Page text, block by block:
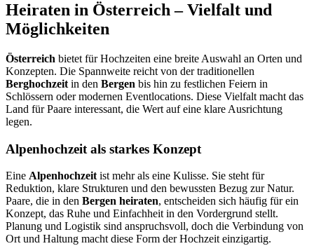
Heiraten in Österreich – Vielfalt und
Möglichkeiten
Österreich bietet für Hochzeiten eine breite Auswahl an Orten und
Konzepten. Die Spannweite reicht von der traditionellen
Berghochzeit in den Bergen bis hin zu festlichen Feiern in
Schlössern oder modernen Eventlocations. Diese Vielfalt macht das
Land für Paare interessant, die Wert auf eine klare Ausrichtung
legen.
Alpenhochzeit als starkes Konzept
Eine Alpenhochzeit ist mehr als eine Kulisse. Sie steht für
Reduktion, klare Strukturen und den bewussten Bezug zur Natur.
Paare, die in den Bergen heiraten, entscheiden sich häufig für ein
Konzept, das Ruhe und Einfachheit in den Vordergrund stellt.
Planung und Logistik sind anspruchsvoll, doch die Verbindung von
Ort und Haltung macht diese Form der Hochzeit einzigartig.